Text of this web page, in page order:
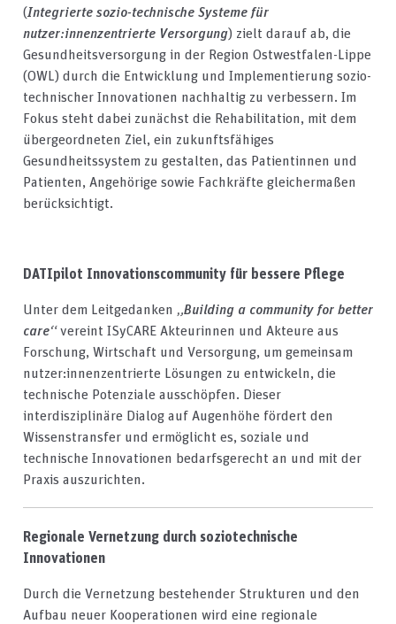
(Integrierte sozio-technische Systeme für
nutzer:innenzentrierte Versorgung) zielt darauf ab, die
Gesundheitsversorgung in der Region Ostwestfalen-Lippe
(OWL) durch die Entwicklung und Implementierung sozio-
technischer Innovationen nachhaltig zu verbessern. Im
Fokus steht dabei zunächst die Rehabilitation, mit dem
übergeordneten Ziel, ein zukunftsfähiges
Gesundheitssystem zu gestalten, das Patientinnen und
Patienten, Angehörige sowie Fachkräfte gleichermaßen
berücksichtigt.
DATIpilot Innovationscommunity für bessere Pflege
Unter dem Leitgedanken „Building a community for better
care“vereint ISyCARE Akteurinnen und Akteure aus
Forschung, Wirtschaft und Versorgung, um gemeinsam
nutzer:innenzentrierte Lösungen zu entwickeln, die
technische Potenziale ausschöpfen. Dieser
interdisziplinäre Dialog auf Augenhöhe fördert den
Wissenstransfer und ermöglicht es, soziale und
technische Innovationen bedarfsgerecht an und mit der
Praxis auszurichten.
Regionale Vernetzung durch soziotechnische
Innovationen
Durch die Vernetzung bestehender Strukturen und den
Aufbau neuer Kooperationen wird eine regionale